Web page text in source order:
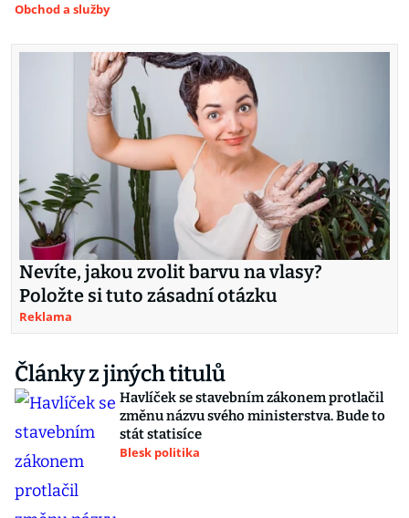
Obchod a služby
Nevíte, jakou zvolit barvu na vlasy?
Položte si tuto zásadní otázku
Reklama
Články z jiných titulů
Havlíček se stavebním zákonem protlačil
změnu názvu svého ministerstva. Bude to
stát statisíce
Blesk politika